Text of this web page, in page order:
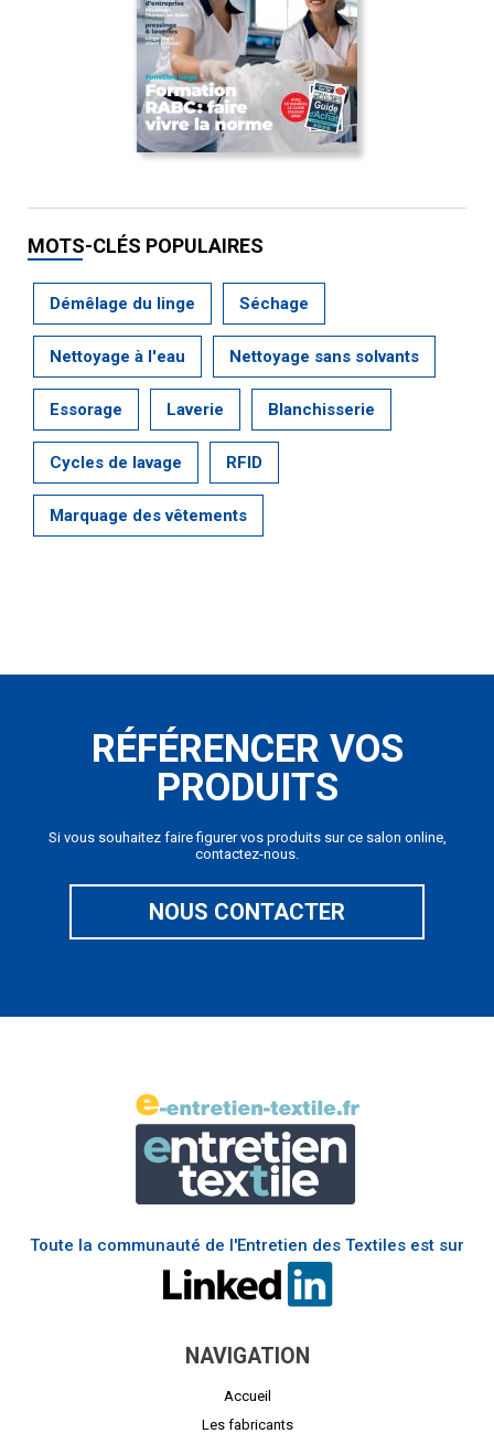
MOTS-CLÉS POPULAIRES
Démêlage du linge Séchage
Nettoyage à l'eau Nettoyage sans solvants
Essorage Laverie Blanchisserie
Cycles de lavage RFID
Marquage des vêtements
RÉFÉRENCER VOS
PRODUITS
Si vous souhaitez faire figurer vos produits sur ce salon online,
contactez-nous.
NOUS CONTACTER
Toute la communauté de l'Entretien des Textiles est sur
NAVIGATION
Accueil
Les fabricants